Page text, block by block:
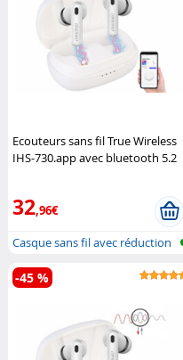
Ecouteurs sans fil True Wireless
IHS-730.app avec bluetooth 5.2
32,96€
Casque sans fil avec réduction
du b...
-45 %